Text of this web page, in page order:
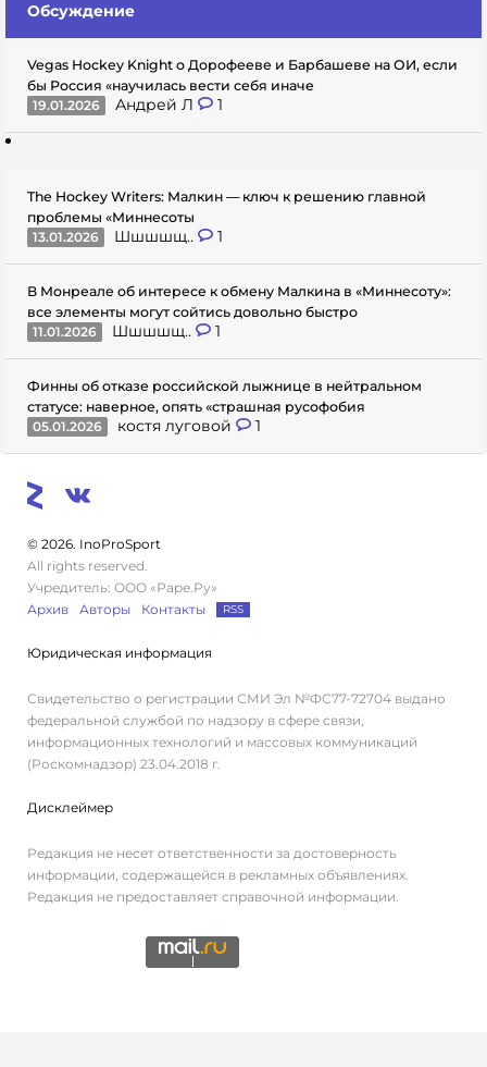
Обсуждение
Vegas Hockey Knight о Дорофееве и Барбашеве на ОИ, если
бы Россия «научилась вести себя иначе
19.01.2026
Андрей Л 1
The Hockey Writers: Малкин — ключ к решению главной
проблемы «Миннесоты
13.01.2026
Шшшшщ.. 1
В Монреале об интересе к обмену Малкина в «Миннесоту»:
все элементы могут сойтись довольно быстро
11.01.2026
Шшшшщ.. 1
Финны об отказе российской лыжнице в нейтральном
статусе: наверное, опять «страшная русофобия
05.01.2026
костя луговой 1
© 2026. InoProSport
All rights reserved.
Учредитель: ООО «Раре.Ру»
Архив
Авторы Контакты RSS
Юридическая информация
Свидетельство о регистрации СМИ Эл №ФС77-72704 выдано
федеральной службой по надзору в сфере связи,
информационных технологий и массовых коммуникаций
(Роскомнадзор) 23.04.2018 г.
Дисклеймер
Редакция не несет ответственности за достоверность
информации, содержащейся в рекламных объявлениях.
Редакция не предоставляет справочной информации.